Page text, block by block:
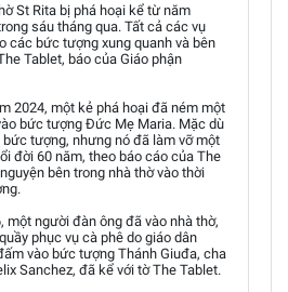
St Rita bị phá hoại kể từ năm
sáu tháng qua. Tất cả các vụ
các bức tượng xung quanh và bên
Tablet, báo của Giáo phận
2024, một kẻ phá hoại đã ném một
bức tượng Đức Mẹ Maria. Mặc dù
tượng, nhưng nó đã làm vỡ một
đời 60 năm, theo báo cáo của The
bên trong nhà thờ vào thời
một người đàn ông đã vào nhà thờ,
phục vụ cà phê do giáo dân
vào bức tượng Thánh Giuđa, cha
Sanchez, đã kể với tờ The Tablet.